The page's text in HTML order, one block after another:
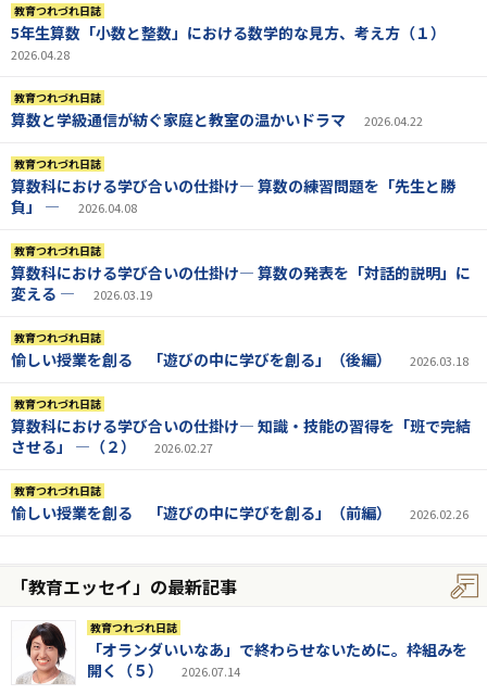
教育つれづれ日誌
5年生算数「小数と整数」における数学的な見方、考え方（１）
2026.04.28
教育つれづれ日誌
算数と学級通信が紡ぐ家庭と教室の温かいドラマ 2026.04.22
教育つれづれ日誌
算数科における学び合いの仕掛け― 算数の練習問題を「先生と勝
負」 ―
2026.04.08
教育つれづれ日誌
算数科における学び合いの仕掛け― 算数の発表を「対話的説明」に
変える ―
2026.03.19
教育つれづれ日誌
愉しい授業を創る 「遊びの中に学びを創る」（後編） 2026.03.18
教育つれづれ日誌
算数科における学び合いの仕掛け― 知識・技能の習得を「班で完結
させる」 ―（２）
2026.02.27
教育つれづれ日誌
愉しい授業を創る 「遊びの中に学びを創る」（前編） 2026.02.26
「教育エッセイ」の最新記事
教育つれづれ日誌
「オランダいいなあ」で終わらせないために。枠組みを
開く（５）
2026.07.14